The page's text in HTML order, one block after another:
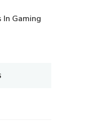
Gaming